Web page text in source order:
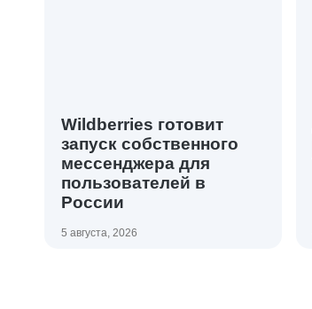
Wildberries готовит
запуск собственного
мессенджера для
пользователей в
России
5 августа, 2026